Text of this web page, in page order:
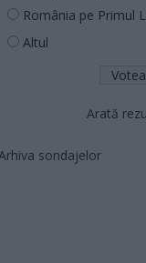
România pe Primul
Altul
Arată
sondajelor